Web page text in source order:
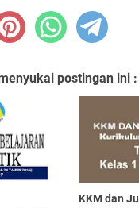
postingan ini :
KKM dan